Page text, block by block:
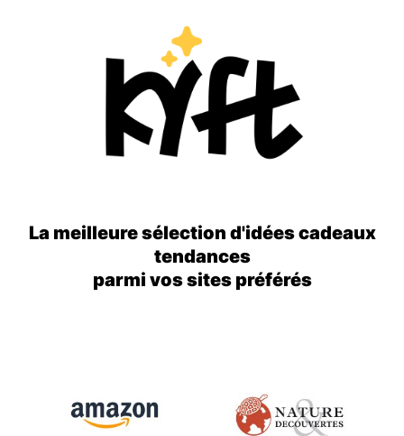
La meilleure sélection d'idées cadeaux
tendances
parmi vos sites préférés